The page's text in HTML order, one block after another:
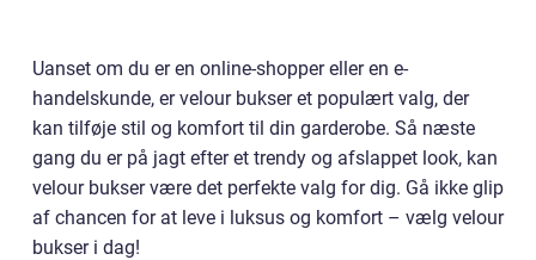
Uanset om du er en online-shopper eller en e-
handelskunde, er velour bukser et populært valg, der
kan tilføje stil og komfort til din garderobe. Så næste
gang du er på jagt efter et trendy og afslappet look, kan
velour bukser være det perfekte valg for dig. Gå ikke glip
af chancen for at leve i luksus og komfort – vælg velour
bukser i dag!